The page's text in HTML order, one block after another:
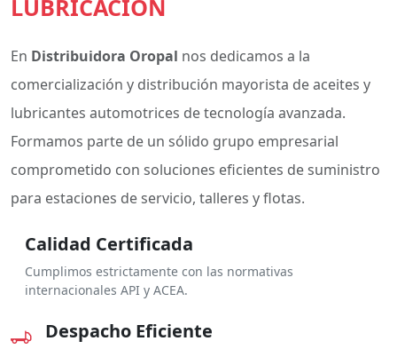
LUBRICACIÓN
En Distribuidora Oropal nos dedicamos a la
comercialización y distribución mayorista de aceites y
lubricantes automotrices de tecnología avanzada.
Formamos parte de un sólido grupo empresarial
comprometido con soluciones eficientes de suministro
para estaciones de servicio, talleres y flotas.
Calidad Certificada
Cumplimos estrictamente con las normativas
internacionales API y ACEA.
Despacho Eficiente